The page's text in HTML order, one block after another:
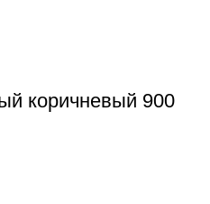
коричневый 900